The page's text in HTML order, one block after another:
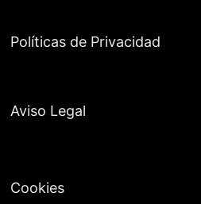
Políticas de Privacidad
Aviso Legal
Cookies